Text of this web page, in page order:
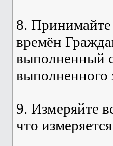
8. Принимайте
времён
выполненный
выполненного
9. Измеряйте
что